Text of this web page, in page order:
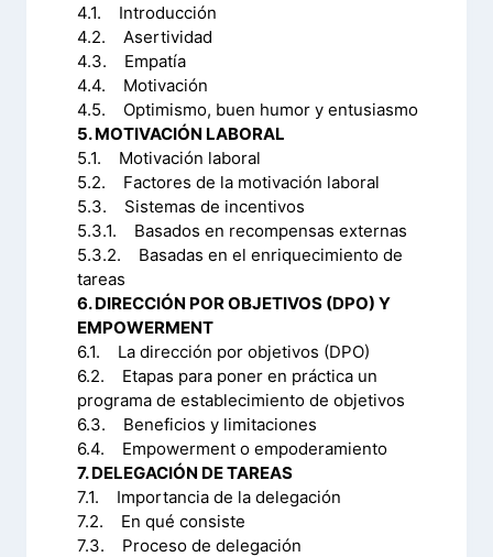
4.1. Introducción
4.2. Asertividad
4.3. Empatía
4.4. Motivación
4.5. Optimismo, buen humor y entusiasmo
5. MOTIVACIÓN LABORAL
5.1. Motivación laboral
5.2. Factores de la motivación laboral
5.3. Sistemas de incentivos
5.3.1. Basados en recompensas externas
5.3.2. Basadas en el enriquecimiento de
tareas
6. DIRECCIÓN POR OBJETIVOS (DPO) Y
EMPOWERMENT
6.1. La dirección por objetivos (DPO)
6.2. Etapas para poner en práctica un
programa de establecimiento de objetivos
6.3. Beneficios y limitaciones
6.4. Empowerment o empoderamiento
7. DELEGACIÓN DE TAREAS
7.1. Importancia de la delegación
7.2. En qué consiste
7.3. Proceso de delegación